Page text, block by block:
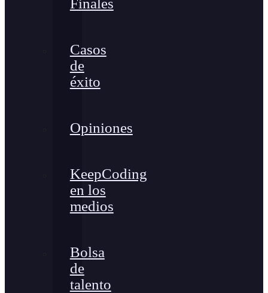
Finales
Casos
de
éxito
Opiniones
KeepCoding
en los
medios
Bolsa
de
talento